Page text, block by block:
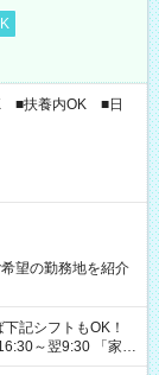
■扶養内OK ■日
望の勤務地を紹介
翌9:30 「家族
準備がしたい」